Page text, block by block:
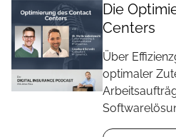
Die
Centers
Über
optimaler